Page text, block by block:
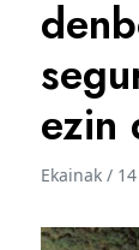
ezin
Ekainak /